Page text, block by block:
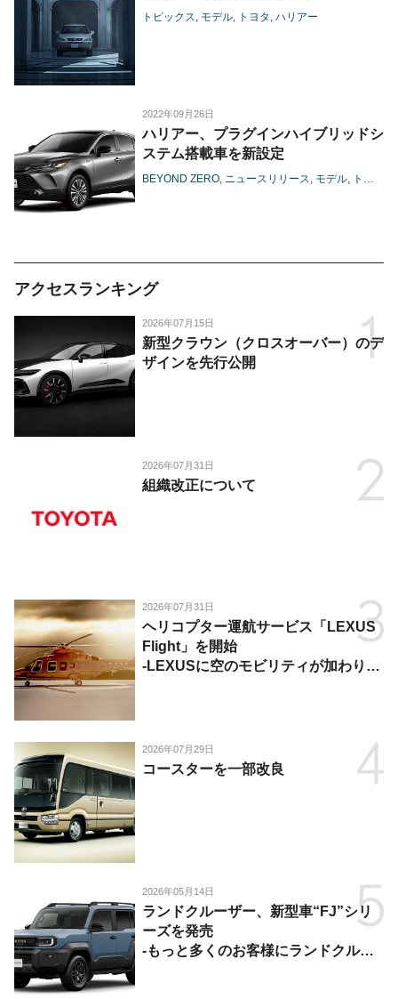
トピックス モデル トヨタ ハリアー
2022年09月26日
ハリアー、プラグインハイブリッドシ
ステム搭載車を新設定
BEYOND ZERO ニュースリリース モデル トヨタ
アクセスランキング
2026年07月15日
新型クラウン（クロスオーバー）のデ
ザインを先行公開
2026年07月31日
組織改正について
2026年07月31日
ヘリコプター運航サービス「LEXUS
Flight」を開始
-LEXUSに空のモビリティが加わり、
2026年07月29日
コースターを一部改良
2026年05月14日
ランドクルーザー、新型車“FJ”シリ
ーズを発売
-もっと多くのお客様にランドクルー